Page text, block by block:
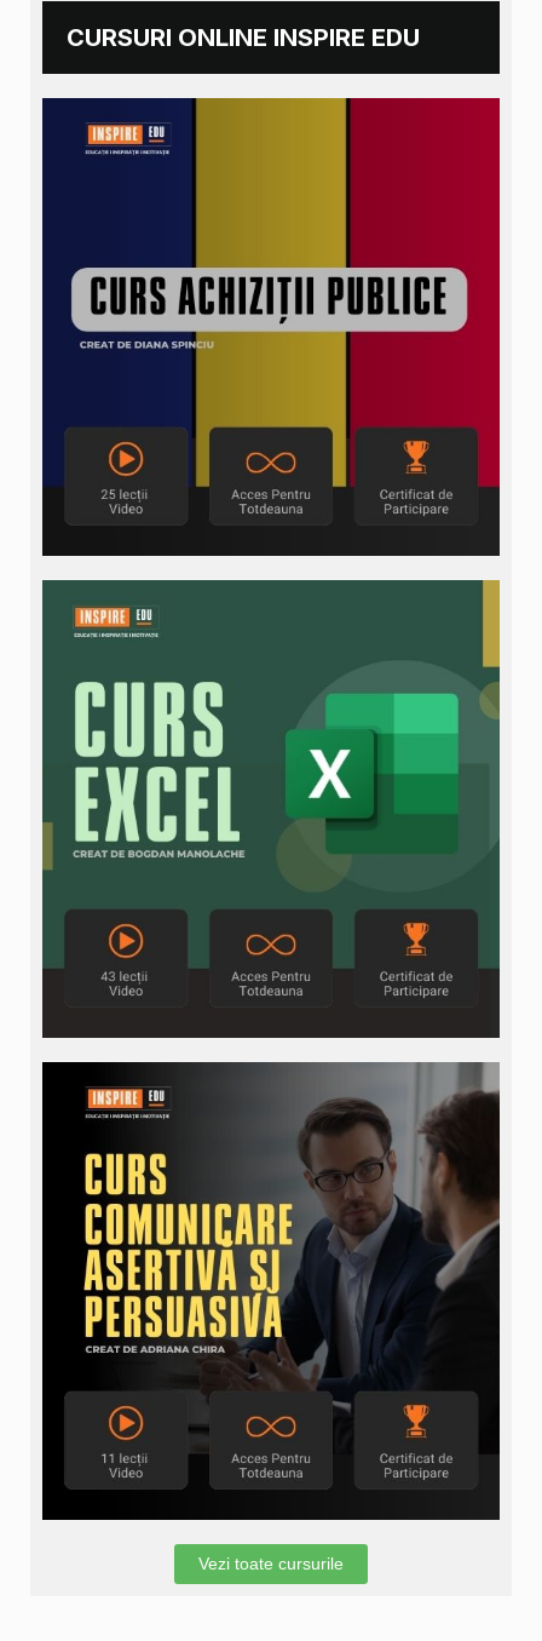
CURSURI ONLINE INSPIRE EDU
Vezi toate cursurile